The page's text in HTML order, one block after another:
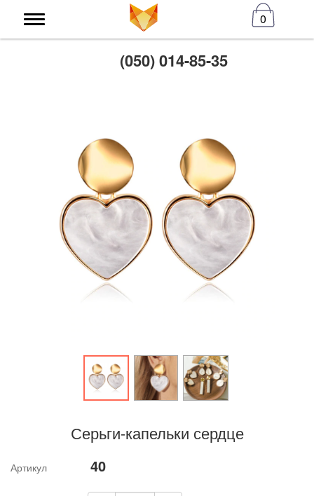
0
(050) 014-85-35
Серьги-капельки сердце
Артикул 40